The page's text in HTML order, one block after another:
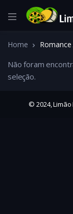
Home
Não foram
seleção.
© 2024,